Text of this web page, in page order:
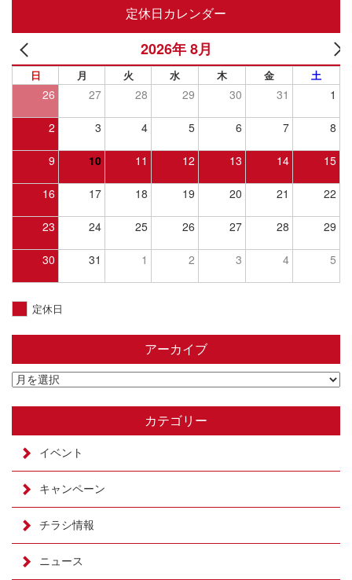
定休日カレンダー
2026年 8月
日 月 火 水 木 金 土
26 27 28 29 30 31 1
2 3 4 5 6 7 8
9 10 11 12 13 14 15
16 17 18 19 20 21 22
23 24 25 26 27 28 29
30 31 1 2 3 4 5
定休日
アーカイブ
カテゴリー
イベント
キャンペーン
チラシ情報
ニュース